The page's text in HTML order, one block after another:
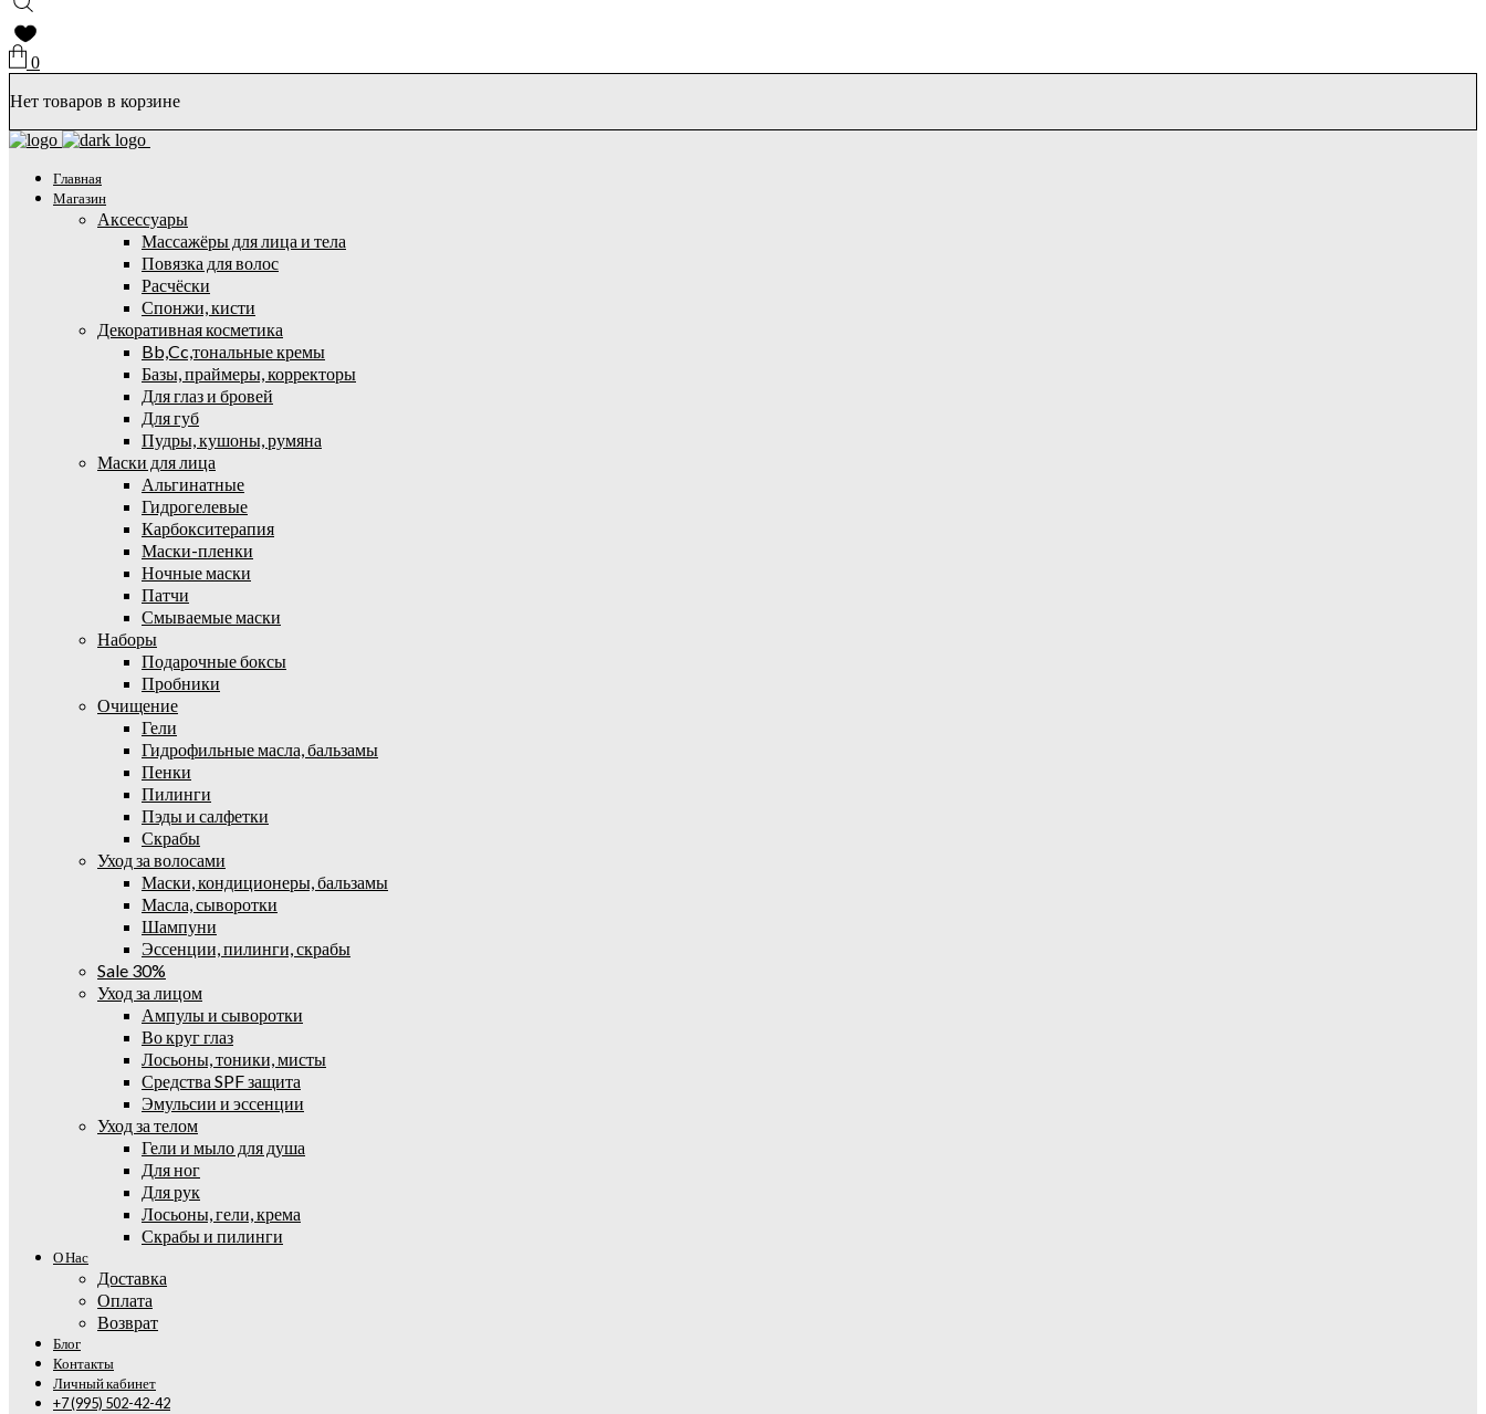
0
Нет товаров в корзине
Главная
Магазин
Аксессуары
Массажёры для лица и тела
Повязка для волос
Расчёски
Спонжи, кисти
Декоративная косметика
Bb,Cc,тональные кремы
Базы, праймеры, корректоры
Для глаз и бровей
Для губ
Пудры, кушоны, румяна
Маски для лица
Альгинатные
Гидрогелевые
Карбокситерапия
Маски-пленки
Ночные маски
Патчи
Смываемые маски
Наборы
Подарочные боксы
Пробники
Очищение
Гели
Гидрофильные масла, бальзамы
Пенки
Пилинги
Пэды и салфетки
Скрабы
Уход за волосами
Маски, кондиционеры, бальзамы
Масла, сыворотки
Шампуни
Эссенции, пилинги, скрабы
Sale 30%
Уход за лицом
Ампулы и сыворотки
Во круг глаз
Лосьоны, тоники, мисты
Средства SPF защита
Эмульсии и эссенции
Уход за телом
Гели и мыло для душа
Для ног
Для рук
Лосьоны, гели, крема
Скрабы и пилинги
О Нас
Доставка
Оплата
Возврат
Блог
Контакты
Личный кабинет
+7 (995) 502-42-42